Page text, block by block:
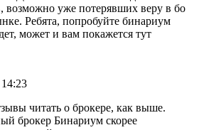
возможно уже потерявших веру в бо
Ребята, попробуйте бинариум
может и вам покажется тут
читать о брокере, как выше.
брокер Бинариум скорее